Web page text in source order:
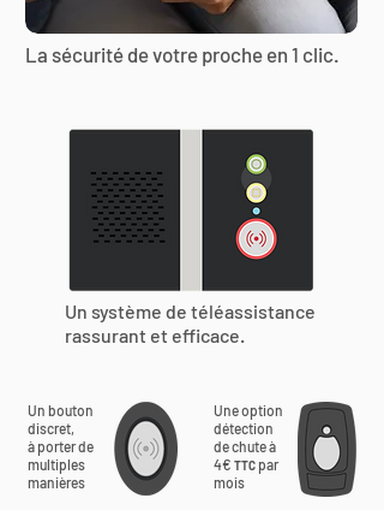
La sécurité de votre proche en 1 clic.
Un système de téléassistance
rassurant et efficace.
Un bouton
discret,
à porter de
multiples
manières
Une option
détection
de chute à
4€ TTC par
mois